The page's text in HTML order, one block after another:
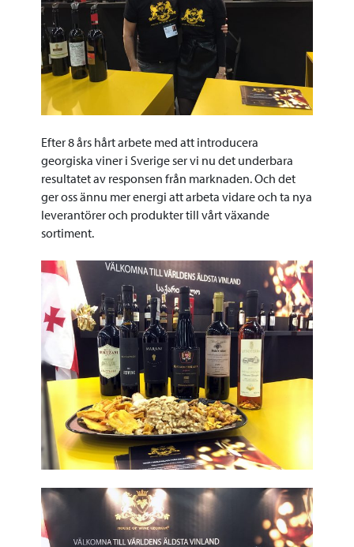
Efter 8 års hårt arbete med att introducera
georgiska viner i Sverige ser vi nu det underbara
resultatet av responsen från marknaden. Och det
ger oss ännu mer energi att arbeta vidare och ta nya
leverantörer och produkter till vårt växande
sortiment.